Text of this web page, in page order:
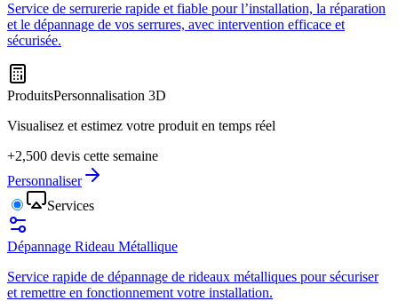
Service de serrurerie rapide et fiable pour l’installation, la réparation
et le dépannage de vos serrures, avec intervention efficace et
sécurisée.
ProduitsPersonnalisation 3D
Visualisez et estimez votre produit en temps réel
+2,500 devis cette semaine
Personnaliser
Services
Dépannage Rideau Métallique
Service rapide de dépannage de rideaux métalliques pour sécuriser
et remettre en fonctionnement votre installation.